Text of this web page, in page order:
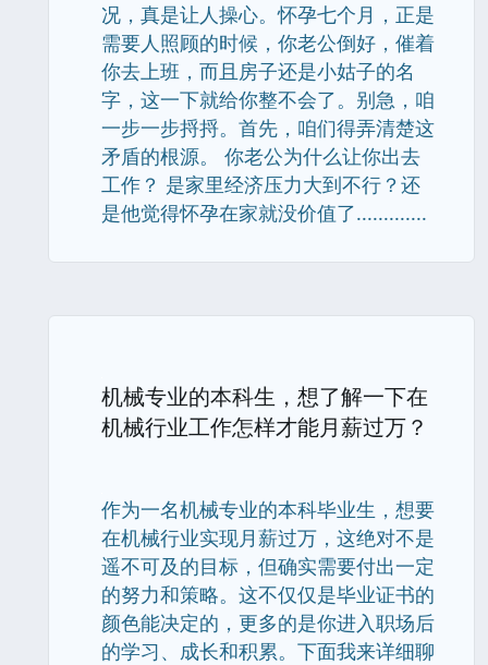
况，真是让人操心。怀孕七个月，正是
需要人照顾的时候，你老公倒好，催着
你去上班，而且房子还是小姑子的名
字，这一下就给你整不会了。别急，咱
一步一步捋捋。首先，咱们得弄清楚这
矛盾的根源。 你老公为什么让你出去
工作？ 是家里经济压力大到不行？还
是他觉得怀孕在家就没价值了.............
机械专业的本科生，想了解一下在
机械行业工作怎样才能月薪过万？
作为一名机械专业的本科毕业生，想要
在机械行业实现月薪过万，这绝对不是
遥不可及的目标，但确实需要付出一定
的努力和策略。这不仅仅是毕业证书的
颜色能决定的，更多的是你进入职场后
的学习、成长和积累。下面我来详细聊